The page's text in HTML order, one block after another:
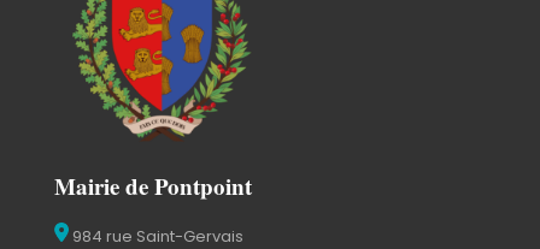
Mairie de Pontpoint
984 rue Saint-Gervais